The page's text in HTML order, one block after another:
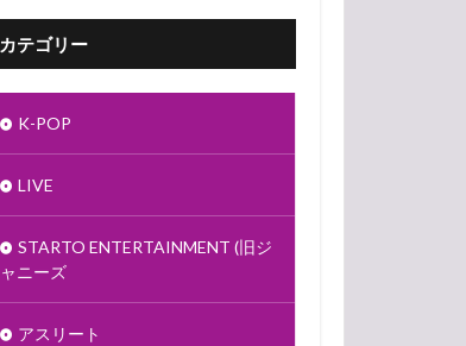
カテゴリー
K-POP
LIVE
STARTO ENTERTAINMENT (旧ジ
ャニーズ
アスリート